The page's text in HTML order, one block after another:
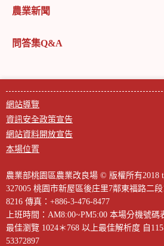
農業新聞
問答集Q&A
網站導覽
資訊安全政策宣告
網站資料開放宣告
本場位置
農業部桃園區農業改良場 © 版權所有2018
327005 桃園市新屋區後庄里7鄰東福路二段
8216 傳真：+886-3-476-8477
上班時間：AM8:00~PM5:00 本場分機號碼
最佳瀏覽 1024＊768 以上最佳解析度 自
53372897